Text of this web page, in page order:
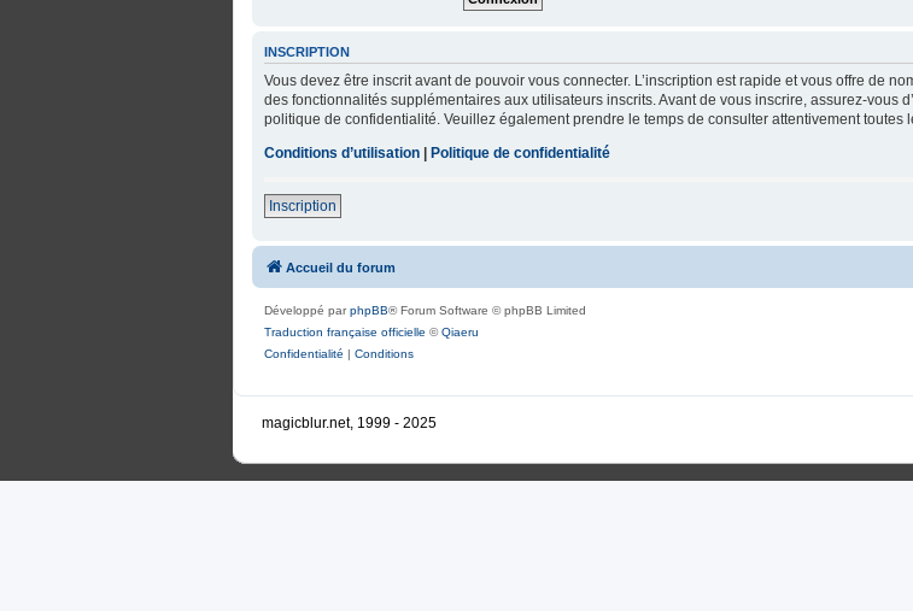
INSCRIPTION
Vous devez être inscrit avant de pouvoir vous connecter. L’inscription est rapide et vous offre de
des fonctionnalités supplémentaires aux utilisateurs inscrits. Avant de vous inscrire, assurez-vous
politique de confidentialité. Veuillez également prendre le temps de consulter attentivement toutes
Conditions d’utilisation | Politique de confidentialité
Inscription
Accueil du forum
Développé parphpBB® Forum Software © phpBB Limited
Traduction française officielle ©Qiaeru
Confidentialité | Conditions
magicblur.net, 1999 - 2025